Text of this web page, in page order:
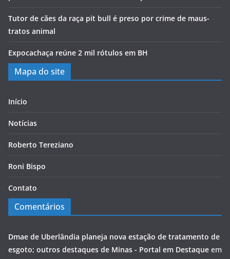
Tutor de cães da raça pit bull é preso por crime de maus-
tratos animal
Expocachaça reúne 2 mil rótulos em BH
Mapa do site
Início
Notícias
Roberto Tereziano
Roni Bispo
Contato
Comentários
Dmae de Uberlândia planeja nova estação de tratamento de
esgoto; outros destaques de Minas - Portal em Destaque em